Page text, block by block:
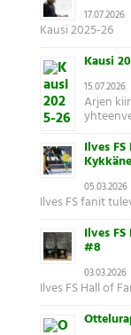
17.07.2026
Kausi 2025-26
Kausi
15.07.2026
Arjen
Ilves
05.03.2026
Ilves FS fanit
Ilves
#8
03.03.2026
Ilves FS Hall of